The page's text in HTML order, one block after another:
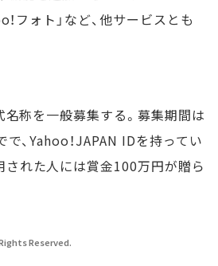
！フォト」など、他サービスとも
称を一般募集する。募集期間は
、Yahoo！JAPAN IDを持ってい
された人には賞金100万円が贈ら
Reserved.